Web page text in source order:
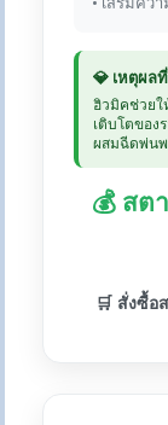
💎 เหตุผล
ฮิวมิคช่วยใ
เติบโตของ
ผสมฉีดพ่น
💰 สต
🛒 สั่งซื้อ